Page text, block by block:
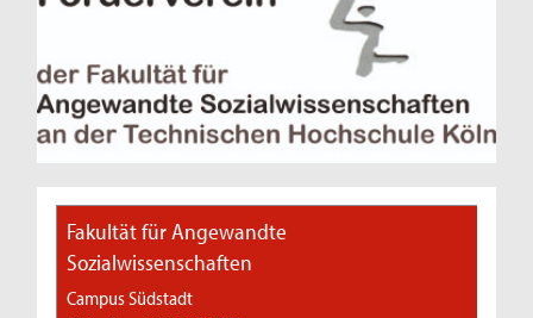
Fakultät für Angewandte
Sozialwissenschaften
Campus Südstadt